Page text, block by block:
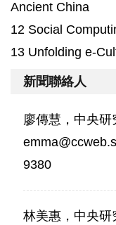
Ancient China
12 Social
13 Unfolding e-
新聞聯絡人
廖傳慧，中央
9380
林美惠，中央研